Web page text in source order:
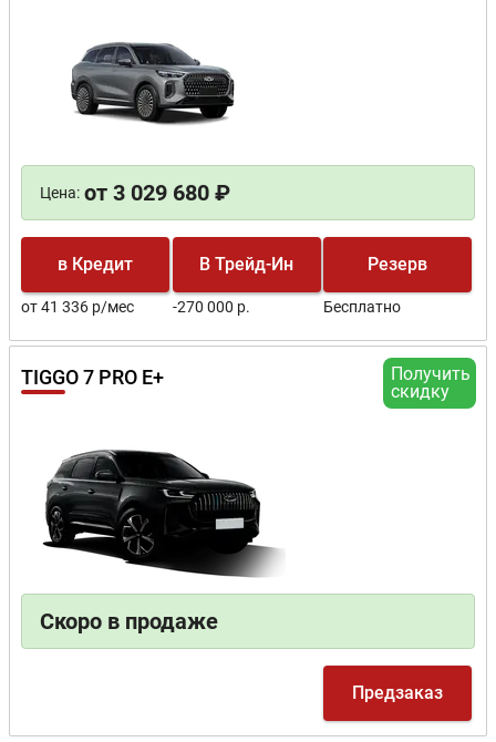
Цена: от 3 029 680 ₽
в Кредит
от 41 336 р/мес
В Трейд-Ин
-270 000 р.
Резерв
Бесплатно
Получить
скидку
TIGGO 7 PRO E+
Скоро в продаже
Предзаказ